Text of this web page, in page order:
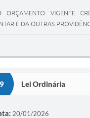
ORÇAMENTO VIGENTE
E DA OUTRAS
Lei Ordinária
20/01/2026